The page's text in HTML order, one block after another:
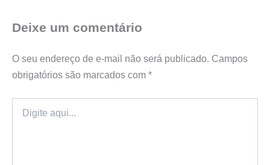
Deixe um comentário
O seu endereço de e-mail não será publicado. Campos
obrigatórios são marcados com *
aqui...